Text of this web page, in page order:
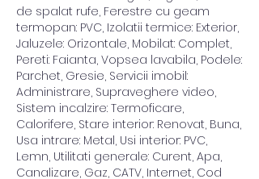
de spalat rufe, Ferestre cu geam
termopan: PVC, Izolatii termice: Exterior,
Jaluzele: Orizontale, Mobilat: Complet,
Pereti: Faianta, Vopsea lavabila, Podele:
Parchet, Gresie, Servicii imobil:
Administrare, Supraveghere video,
Sistem incalzire: Termoficare,
Calorifere, Stare interior: Renovat, Buna,
Usa intrare: Metal, Usi interior: PVC,
Lemn, Utilitati generale: Curent, Apa,
Canalizare, Gaz, CATV, Internet, Cod